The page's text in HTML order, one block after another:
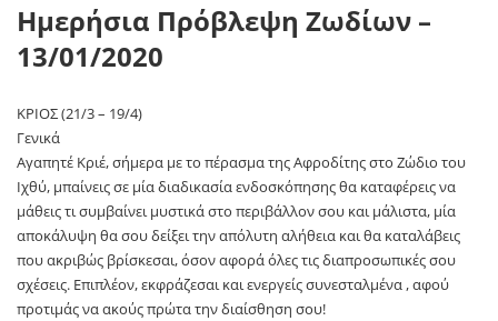
Ημερήσια Πρόβλεψη Ζωδίων –
13/01/2020
ΚΡΙΟΣ (21/3 – 19/4)
Γενικά
Αγαπητέ Κριέ, σήμερα με το πέρασμα της Αφροδίτης στο Ζώδιο του
Ιχθύ, μπαίνεις σε μία διαδικασία ενδοσκόπησης θα καταφέρεις να
μάθεις τι συμβαίνει μυστικά στο περιβάλλον σου και μάλιστα, μία
αποκάλυψη θα σου δείξει την απόλυτη αλήθεια και θα καταλάβεις
που ακριβώς βρίσκεσαι, όσον αφορά όλες τις διαπροσωπικές σου
σχέσεις. Επιπλέον, εκφράζεσαι και ενεργείς συνεσταλμένα , αφού
προτιμάς να ακούς πρώτα την διαίσθηση σου!